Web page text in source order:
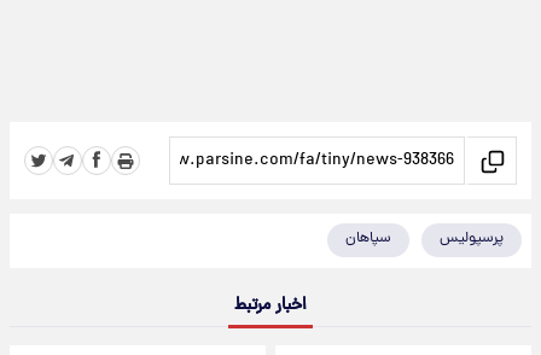
پرسپولیس سپاهان
اخبار مرتبط